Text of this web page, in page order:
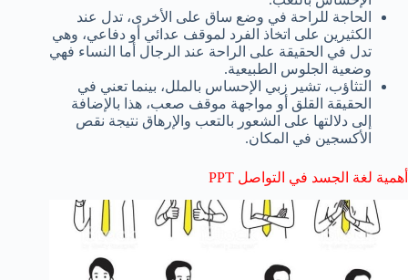
الحاجة للراحة في وضع ساق على الأخرى، تدل عند
الكثيرين على اتخاذ الفرد لموقف عدائي أو دفاعي، وهي
تدل في الحقيقة على الراحة عند الرجال أما النساء فهي
وضعية الجلوس الطبيعية.
التثاؤب، تشير زبي الإحساس بالملل، بينما تعني في
الحقيقة القلق أو مواجهة موقف صعب، هذا بالإضافة
إلى دلالتها على الشعور بالتعب والإرهاق نتيجة نقص
الأكسجين في المكان.
أهمية لغة الجسد في التواصل PPT